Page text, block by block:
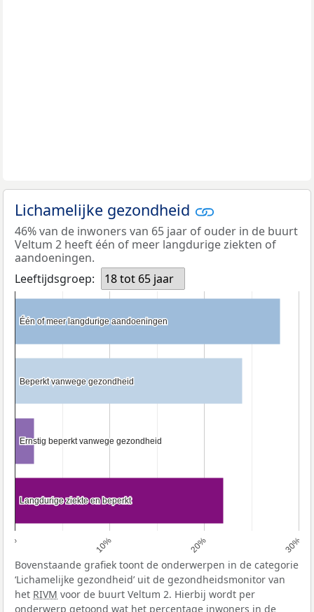
Lichamelijke gezondheid
46% van de inwoners van 65 jaar of ouder in de buurt
Veltum 2 heeft één of meer langdurige ziekten of
aandoeningen.
Leeftijdsgroep:
18 tot 65 jaar
0% 10% 20% 30%
Één of meer langdurige aandoeningen
Één of meer langdurige aandoeningen
Beperkt vanwege gezondheid
Beperkt vanwege gezondheid
Ernstig beperkt vanwege gezondheid
Ernstig beperkt vanwege gezondheid
Langdurige ziekte en beperkt
Langdurige ziekte en beperkt
Bovenstaande grafiek toont de onderwerpen in de categorie
‘Lichamelijke gezondheid’ uit de gezondheidsmonitor van
het RIVM voor de buurt Veltum 2. Hierbij wordt per
onderwerp getoond wat het percentage inwoners in de